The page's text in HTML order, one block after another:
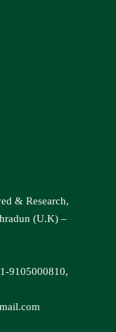
& Research,
(U.K) –
9105000810,